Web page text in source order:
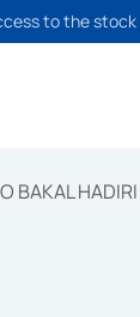
to the
BAKAL